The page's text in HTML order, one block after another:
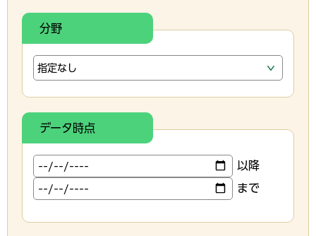
分野
データ時点
以降
まで